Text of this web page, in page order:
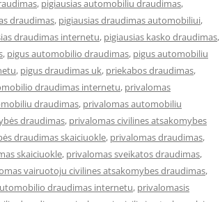
, pigiausias automobiliu draudimas,
draudimas, pigiausias draudimas automobiliui,
draudimas internetu, pigiausias kasko draudimas,
, pigus automobilio draudimas, pigus automobiliu
, pigus draudimas uk, priekabos draudimas,
draudimas internetu, privalomas
draudimas, privalomas automobiliu
draudimas, privalomas civilines atsakomybes
draudimas skaiciuokle, privalomas draudimas,
skaiciuokle, privalomas sveikatos draudimas,
vairuotoju civilines atsakomybes draudimas,
draudimas internetu, privalomasis